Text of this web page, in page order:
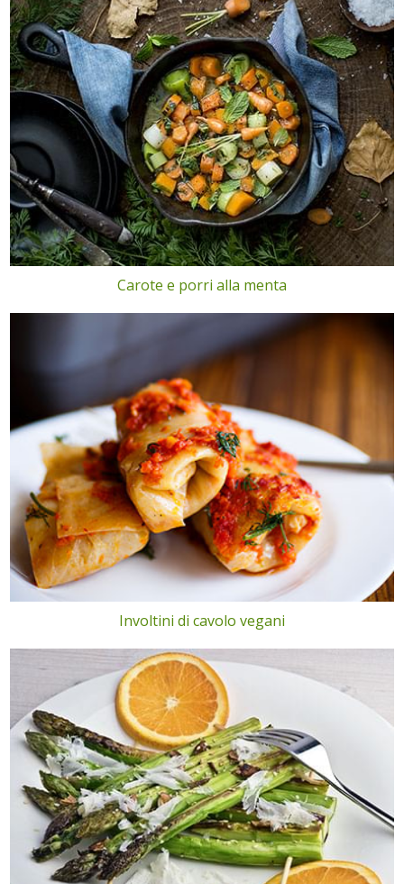
Carote e porri alla menta
Involtini di cavolo vegani